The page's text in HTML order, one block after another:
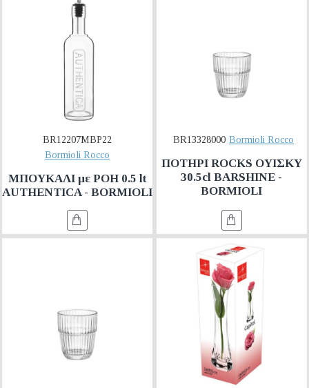
BR12207MBP22
Bormioli Rocco
ΜΠΟΥΚΑΛΙ με ΡΟΗ 0.5 lt
AUTHENTICA - BORMIOLI
BR13328000 Bormioli Rocco
ΠΟΤΗΡΙ ROCKS ΟΥΙΣΚΥ
30.5cl BARSHINE -
BORMIOLI